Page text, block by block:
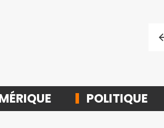
POLITIQUE